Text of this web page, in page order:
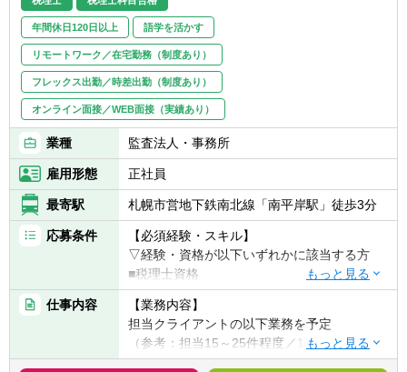
年間休日120日以上 語学を活かす
リモートワーク／在宅勤務（制度あり）
フレックス出勤／時差出勤（制度あり）
オンライン面接／WEB面接（実績あり）
業種 監査法人・事務所
雇用形態 正社員
最寄駅 札幌市営地下鉄南北線「南平岸駅」徒歩3分
応募条件
【必須経験・スキル】
▽経験・資格が以下いずれかに該当する方
■税理士資格
■試験科目合格者（2科目以上）＋税務サービ
スの実務経験
■PCスキル：パソコンが使える方（MS
Office/税務/会計など）
仕事内容
【業務内容】
担当クライアントの以下業務を予定
（参考：担当15～25件程度／1人）